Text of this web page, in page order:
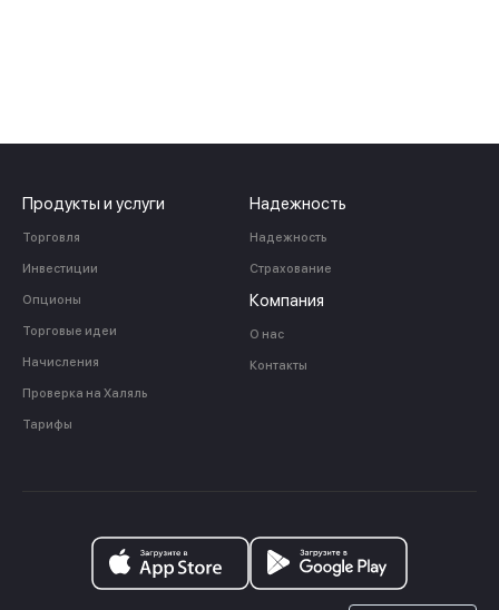
Продукты и услуги
Торговля
Инвестиции
Опционы
Торговые идеи
Начисления
Проверка на Халяль
Тарифы
Надежность
Надежность
Страхование
Компания
О нас
Контакты